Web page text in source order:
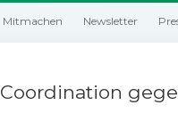
Mitmachen Newsletter
Coordination